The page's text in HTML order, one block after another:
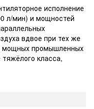
исполнение
л/мин) и мощностей
вдвое при тех же
мощных промышленных
тяжёлого класса,